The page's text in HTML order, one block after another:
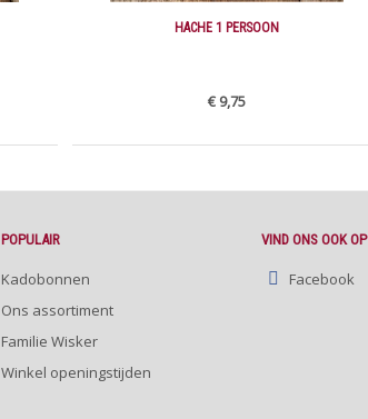
HACHE 1 PERSOON
€ 9,75
POPULAIR
Kadobonnen
Ons assortiment
Familie Wisker
Winkel openingstijden
VIND ONS OOK OP
Facebook